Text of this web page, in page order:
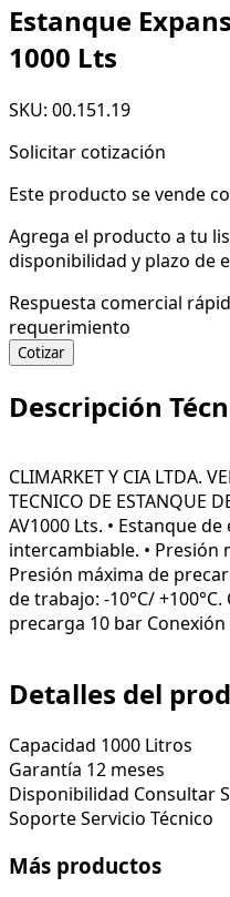
Estanque
1000 Lts
SKU: 00.151.19
Solicitar cotización
Este producto se vende
Agrega el producto a tu
disponibilidad y plazo de
Respuesta comercial
requerimiento
Cotizar
Descripción
CLIMARKET Y CIA LTDA.
TECNICO DE ESTANQUE
AV1000 Lts. • Estanque
intercambiable. • Presión
Presión máxima de
de trabajo: -10°C/
precarga 10 bar Conexión
Detalles del
Capacidad 1000 Litros
Garantía 12 meses
Disponibilidad Consultar
SoporteServicio Técnico
Más productos